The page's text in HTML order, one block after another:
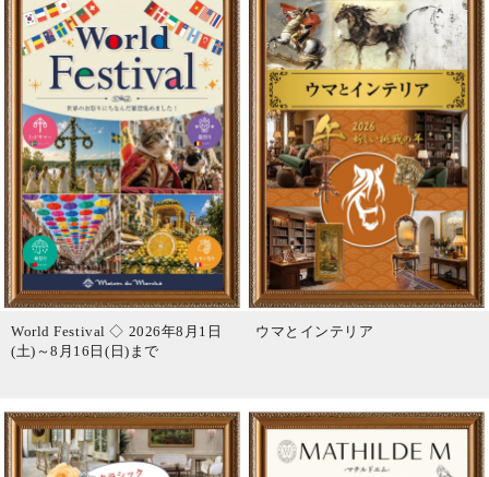
World Festival ◇ 2026年8月1日
(土)～8月16日(日)まで
ウマとインテリア